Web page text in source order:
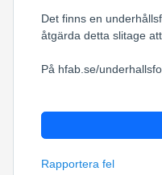
Det finns en
åtgärda detta slitage
På hfab.se/
Rapportera fel